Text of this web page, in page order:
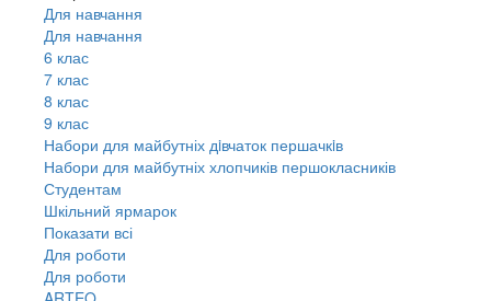
Для навчання
Для навчання
6 клас
7 клас
8 клас
9 клас
Набори для майбутніх дiвчаток першачкiв
Набори для майбутніх хлопчиків першокласників
Студентам
Шкільний ярмарок
Показати всі
Для роботи
Для роботи